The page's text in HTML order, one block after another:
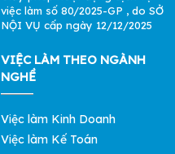
việc làm số 80/2025-GP , do SỞ
NỘI VỤ cấp ngày 12/12/2025
VIỆC LÀM THEO NGÀNH
NGHỀ
Việc làm Kinh Doanh
Việc làm Kế Toán